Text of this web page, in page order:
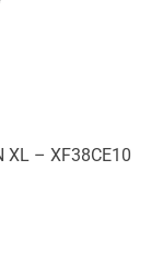
XL – XF38CE10